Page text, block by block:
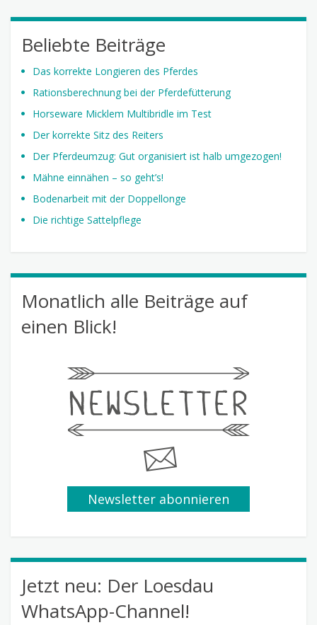
Beliebte Beiträge
Das korrekte Longieren des Pferdes
Rationsberechnung bei der Pferdefütterung
Horseware Micklem Multibridle im Test
Der korrekte Sitz des Reiters
Der Pferdeumzug: Gut organisiert ist halb umgezogen!
Mähne einnähen – so geht’s!
Bodenarbeit mit der Doppellonge
Die richtige Sattelpflege
Monatlich alle Beiträge auf
einen Blick!
Newsletter abonnieren
Jetzt neu: Der Loesdau
WhatsApp-Channel!